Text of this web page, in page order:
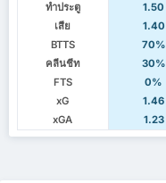
ทำประตู
1.50
เสีย
1.40
BTTS
70%
คลีนชีท
30%
FTS
0%
xG
1.46
xGA
1.23